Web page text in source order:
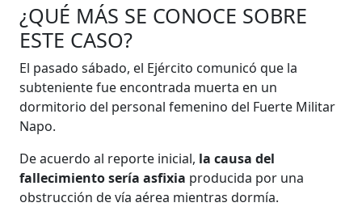
¿QUÉ MÁS SE CONOCE SOBRE
ESTE CASO?
El pasado sábado, el Ejército comunicó que la
subteniente fue encontrada muerta en un
dormitorio del personal femenino del Fuerte Militar
Napo.
De acuerdo al reporte inicial, la causa del
fallecimiento sería asfixia producida por una
obstrucción de vía aérea mientras dormía.